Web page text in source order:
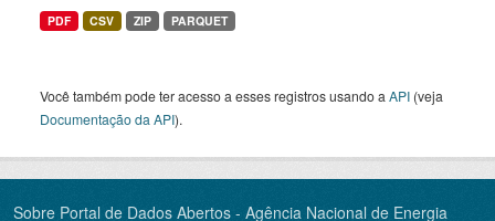
PDF CSV ZIP PARQUET
Você também pode ter acesso a esses registros usando a API (veja
Documentação da API).
Sobre Portal de Dados Abertos - Agência Nacional de Energia